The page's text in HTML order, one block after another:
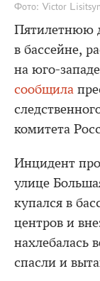
Фото: Victor
Пятилетнюю
в бассейне,
на юго-
сообщила
комитета
Инцидент
улице
купался в
центров и
нахлебалась
спасли и